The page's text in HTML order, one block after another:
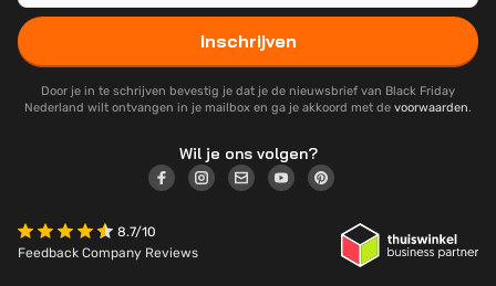
Inschrijven
Door je in te schrijven bevestig je dat je de nieuwsbrief van Black Friday
Nederland wilt ontvangen in je mailbox en ga je akkoord met de voorwaarden.
Wil je ons volgen?
8.7/10
Feedback Company Reviews